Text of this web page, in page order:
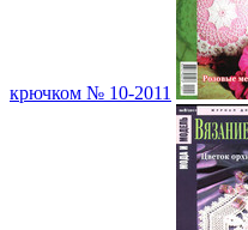
крючком № 10-2011